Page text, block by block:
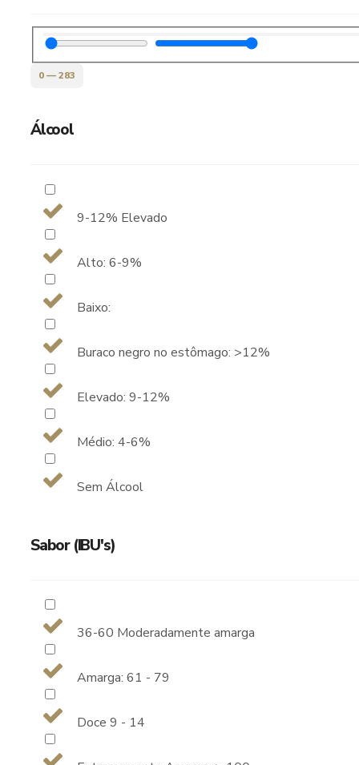
0—283
Álcool
9-12% Elevado
Alto: 6-9%
Baixo:
Buraco negro no estômago: >12%
Elevado: 9-12%
Médio: 4-6%
Sem Álcool
Sabor (IBU's)
36-60 Moderadamente amarga
Amarga: 61 - 79
Doce 9 - 14